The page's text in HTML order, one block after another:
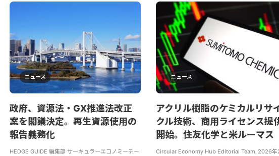
ニュース
政府、資源法・GX推進法改正
案を閣議決定。再生資源使用の
報告義務化
HEDGE GUIDE 編集部 サーキュラーエコノミーチー
ニュース
アクリル樹脂のケミカルリサ
クル技術、商用ライセンス提
開始。住友化学と米ルーマス
Circular Economy Hub Editorial Team, 2026年